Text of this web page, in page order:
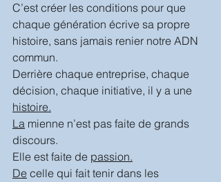
C’est créer les conditions pour que
chaque génération écrive sa propre
histoire, sans jamais renier notre ADN
commun.
Derrière chaque entreprise, chaque
décision, chaque initiative, il y a une
histoire.
La mienne n’est pas faite de grands
discours.
Elle est faite de passion.
De celle qui fait tenir dans les